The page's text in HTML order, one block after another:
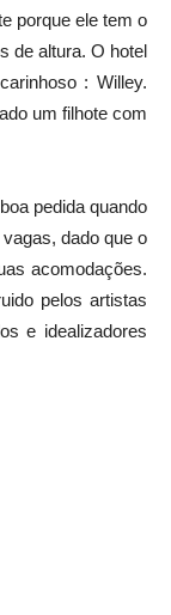
porque ele tem o
de altura. O hotel
: Willey.
um filhote com
pedida quando
dado que o
acomodações.
pelos artistas
e idealizadores